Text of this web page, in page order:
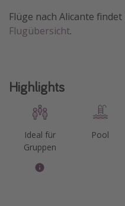
Flüge nach Alicante
Flugübersicht.
Highlights
Ideal für
Gruppen
Pool